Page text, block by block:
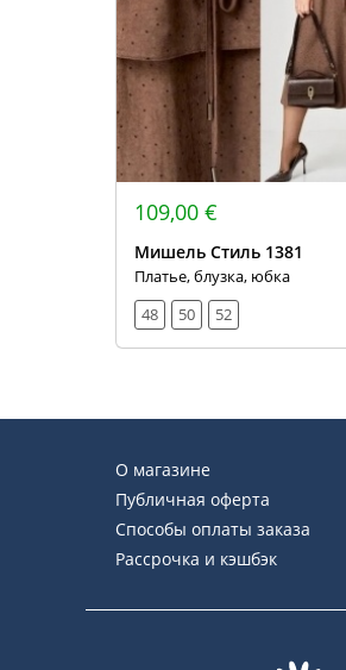
109,00 €
Мишель Стиль 1381
Платье, блузка, юбка
48
50 52
О магазине
Публичная оферта
Способы оплаты заказа
Рассрочка и кэшбэк